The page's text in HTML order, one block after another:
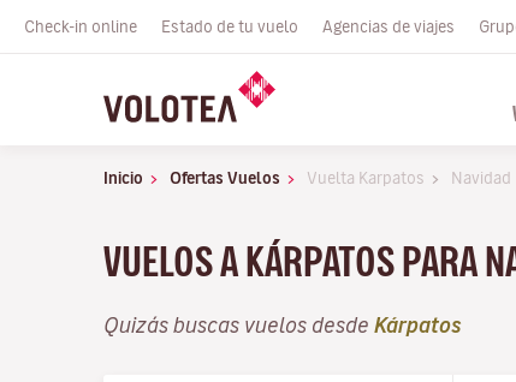
Check-in online Estado de tu vuelo Agencias de viajes
Inicio Ofertas Vuelos Vuelta Karpatos Navidad
VUELOS A KÁRPATOS PARA
Quizás buscas vuelos desde Kárpatos